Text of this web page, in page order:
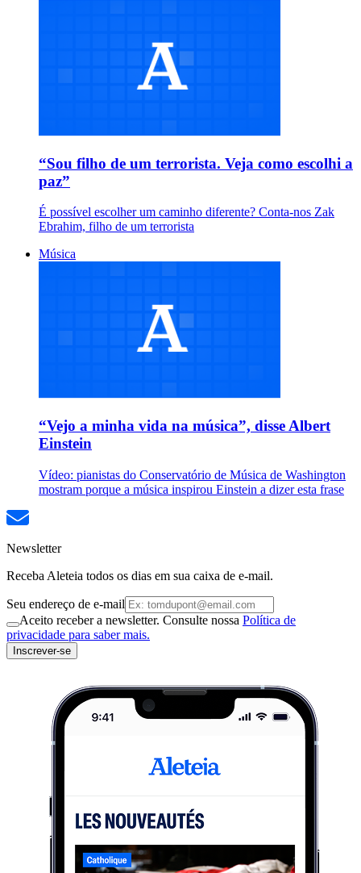
“Sou filho de um terrorista. Veja como escolhi a
paz”
É possível escolher um caminho diferente? Conta-nos Zak
Ebrahim, filho de um terrorista
Música
“Vejo a minha vida na música”, disse Albert
Einstein
Vídeo: pianistas do Conservatório de Música de Washington
mostram porque a música inspirou Einstein a dizer esta frase
Newsletter
Receba Aleteia todos os dias em sua caixa de e-mail.
Seu endereço de e-mail
Aceito receber a newsletter. Consulte nossa Política de
privacidade para saber mais.
Inscrever-se